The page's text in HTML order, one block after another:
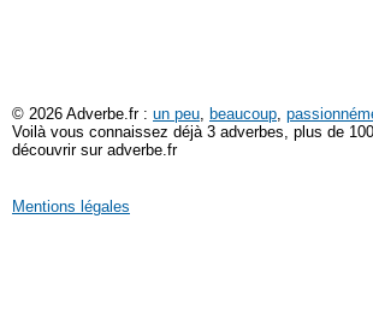
© 2026 Adverbe.fr : un peu beaucoup
Voilà vous connaissez déjà 3 adverbes, plus de
découvrir sur adverbe.fr
Mentions légales